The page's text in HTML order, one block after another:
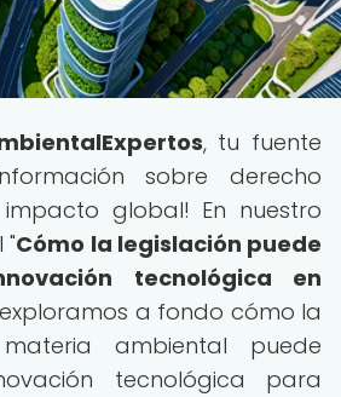
, tu fuente
sobre derecho
global! En nuestro
"Cómo la legislación puede
tecnológica en
exploramos a fondo cómo la
ambiental puede
tecnológica para